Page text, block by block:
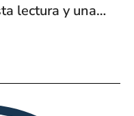
lectura y una…